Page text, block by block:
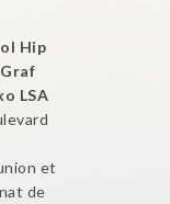
Hip
LSA
et
de